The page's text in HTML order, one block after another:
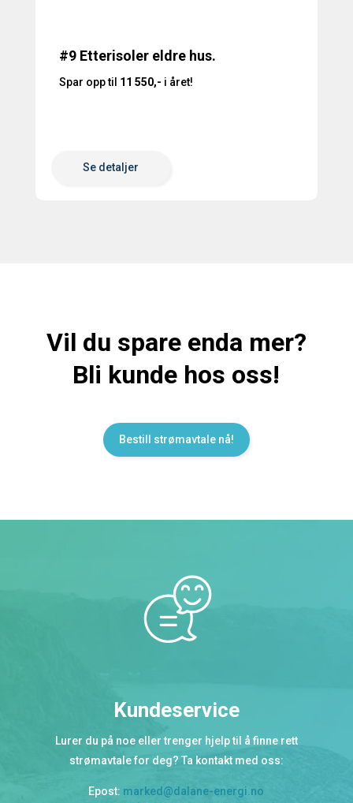
#9 Etterisoler eldre hus.
Spar opp til 11 550,- i året!
Se detaljer
Vil du spare enda mer?
Bli kunde hos oss!
Bestill strømavtale nå!
Kundeservice
Lurer du på noe eller trenger hjelp til å finne rett
strømavtale for deg? Ta kontakt med oss:
Epost: marked@dalane-energi.no